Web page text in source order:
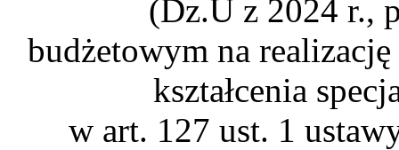
(Dz.U z 2024 r.,
budżetowym na
kształcenia
w art. 127 ust. 1